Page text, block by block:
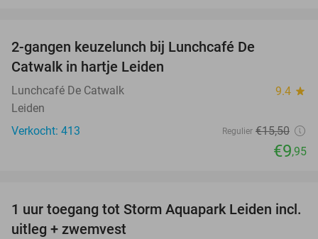
2-gangen keuzelunch bij Lunchcafé De
Catwalk in hartje Leiden
Lunchcafé De Catwalk 9.4 star
Leiden
Verkocht: 413
Regulier €15,50
€9,95
38%
1 uur toegang tot Storm Aquapark Leiden incl.
uitleg + zwemvest